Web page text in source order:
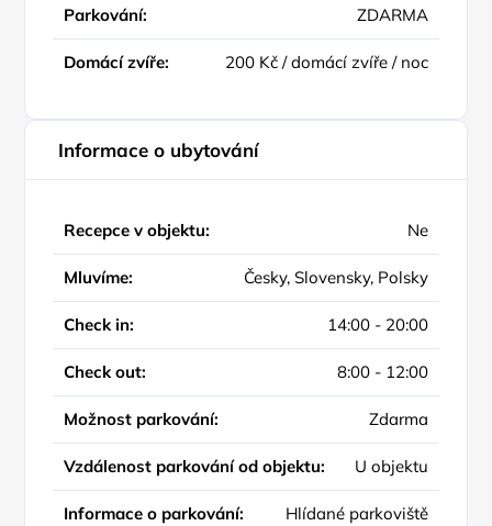
Parkování: ZDARMA
Domácí zvíře: 200 Kč / domácí zvíře / noc
Informace o ubytování
Recepce v objektu: Ne
Mluvíme: Česky, Slovensky, Polsky
Check in: 14:00 - 20:00
Check out: 8:00 - 12:00
Možnost parkování: Zdarma
Vzdálenost parkování od objektu: U objektu
Informace o parkování: Hlídané parkoviště